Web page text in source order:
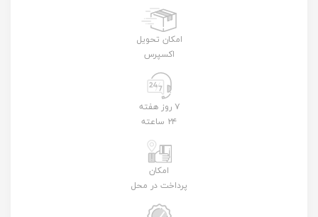
امکان تحویل
اکسپرس
۷ روز هفته
۲۴ ساعته
امکان
پرداخت در محل